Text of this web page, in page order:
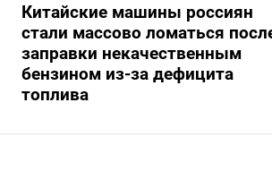
Китайские машины россиян
стали массово ломаться
заправки некачественным
бензином из-за дефицита
топлива